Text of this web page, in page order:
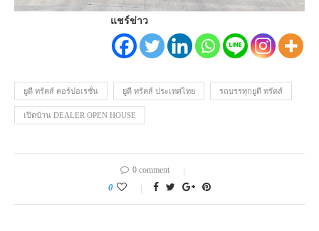
แชร์ข่าว
ยูดี ทรัคส์ คอร์ปอเรชั่น ยูดี ทรัคส์ ประเทศไทย รถบรรทุกยูดี ทรัคส์
เปิดบ้าน DEALER OPEN HOUSE
0 comment
0